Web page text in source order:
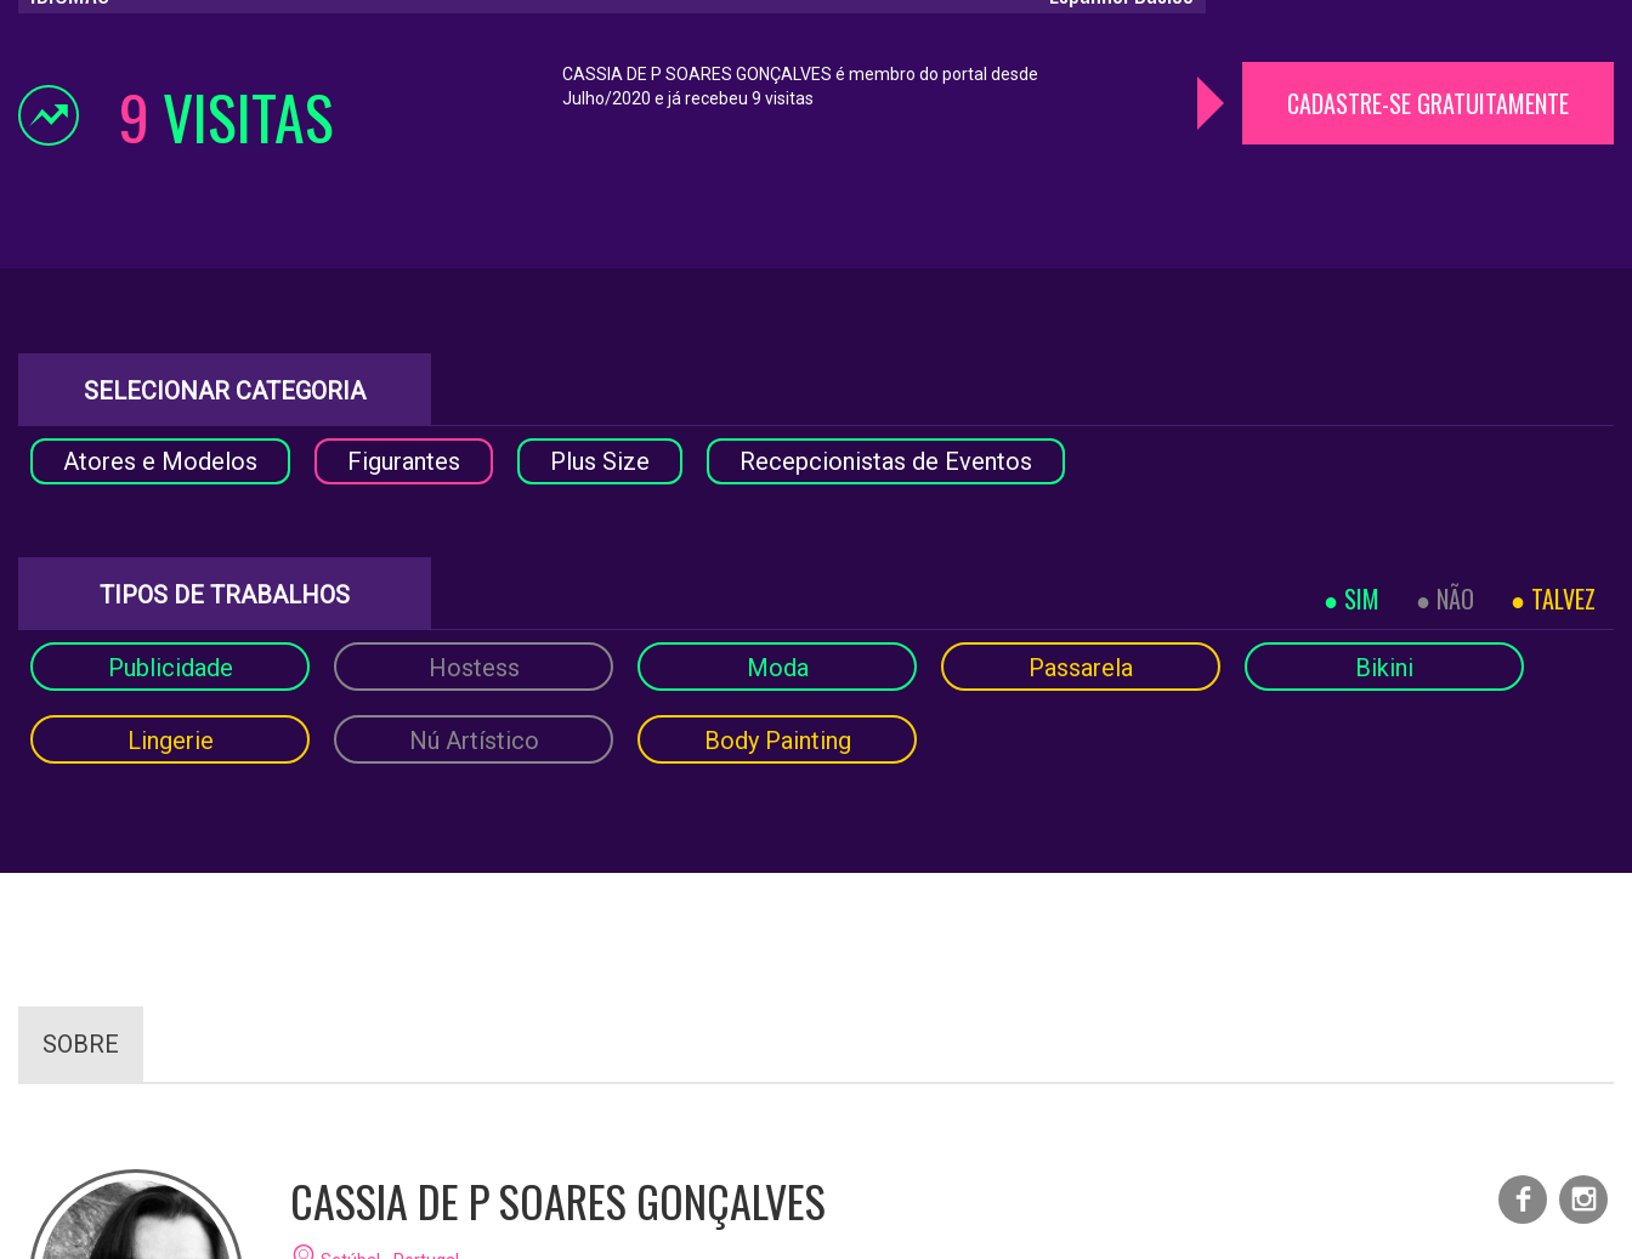
9 VISITAS
CASSIA DE P SOARES GONÇALVES é membro do portal desde
Julho/2020 e já recebeu 9 visitas
CADASTRE-SE GRATUITAMENTE
SELECIONAR CATEGORIA
Atores e Modelos Figurantes Plus Size Recepcionistas de Eventos
TIPOS DE TRABALHOS SIM NÃO TALVEZ
Publicidade Hostess Moda Passarela Bikini
Lingerie Nú Artístico Body Painting
SOBRE
CASSIA DE P SOARES GONÇALVES